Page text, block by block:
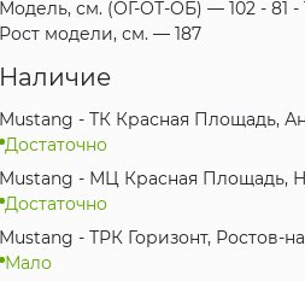
Модель, см. (ОГ-ОТ-ОБ) — 102 - 81 -
Рост модели, см. — 187
Наличие
Mustang - ТК Красная Площадь,
Достаточно
Mustang - МЦ Красная Площадь,
Достаточно
Mustang - ТРК Горизонт, Ростов-
Мало